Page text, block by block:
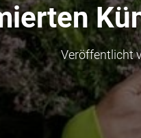
Veröffentlicht